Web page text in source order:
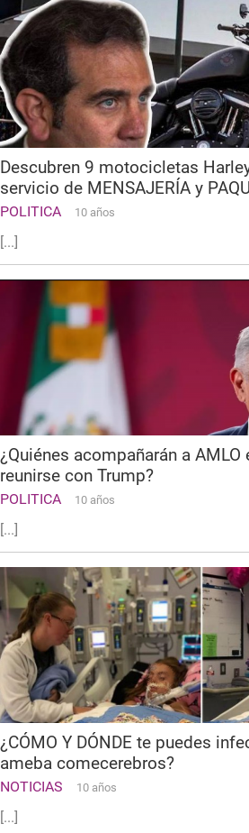
Descubren 9 motocicletas
servicio de MENSAJERÍA y
POLITICA 10 años
[...]
¿Quiénes acompañarán a AMLO
reunirse con Trump?
POLITICA 10 años
[...]
¿CÓMO Y DÓNDE te puedes
ameba comecerebros?
NOTICIAS 10 años
[...]